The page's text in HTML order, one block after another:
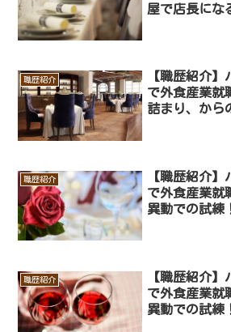
屋で店長にな
職歴紹介
【職歴紹介
で外食産業
詰まり、から
職歴紹介
【職歴紹介
で外食産業
異動での試練
職歴紹介
【職歴紹介
で外食産業
異動での試練